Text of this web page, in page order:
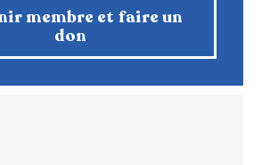
membre et faire un
don